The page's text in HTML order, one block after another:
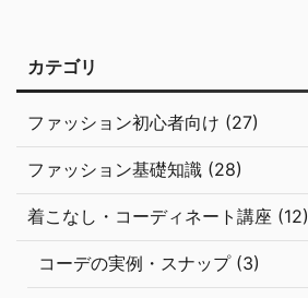
カテゴリ
ファッション初心者向け (27)
ファッション基礎知識 (28)
着こなし・コーディネート講座 (12)
コーデの実例・スナップ (3)